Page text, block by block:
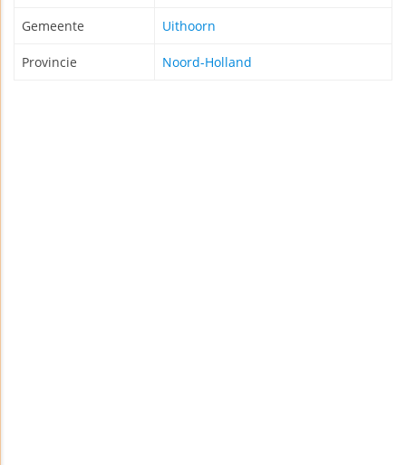
Gemeente Uithoorn
Provincie Noord-Holland